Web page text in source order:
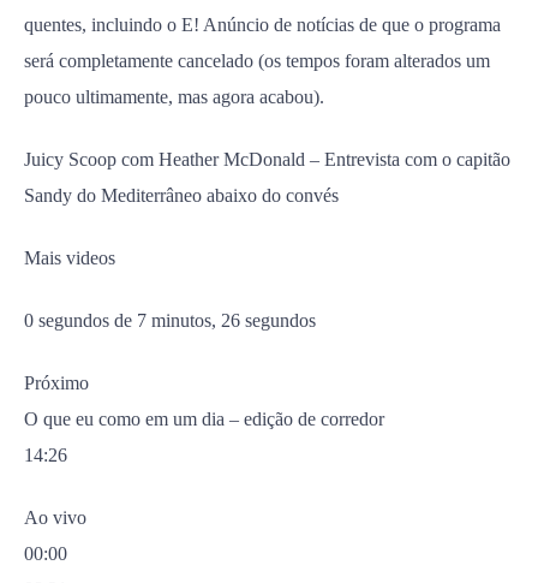
quentes, incluindo o E! Anúncio de notícias de que o programa
será completamente cancelado (os tempos foram alterados um
pouco ultimamente, mas agora acabou).
Juicy Scoop com Heather McDonald – Entrevista com o capitão
Sandy do Mediterrâneo abaixo do convés
Mais videos
0 segundos de 7 minutos, 26 segundos
Próximo
O que eu como em um dia – edição de corredor
14:26
Ao vivo
00:00